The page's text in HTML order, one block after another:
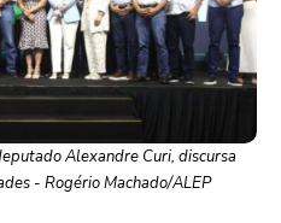
Alexandre Curi, discursa
- Rogério Machado/ALEP